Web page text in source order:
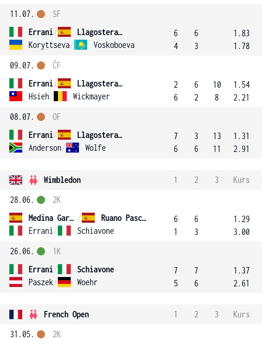
11.07.
Errani/
Llagostera Vives
Koryttseva/ Voskoboeva
SF
6
4
6
3
1.83
1.78
09.07.
Errani/
Llagostera Vives
Hsieh/ Wickmayer
ČF
2
6
6
2
10
8
1.54
2.21
08.07.
Errani/
Llagostera Vives
Anderson/ Wolfe
OF
7
6
3
6
13
11
1.31
2.91
Wimbledon 1 2 3
Kurs
28.06.
Medina Garrigues /
Ruano Pascual
Errani / Schiavone
2K
6
1
6
3
1.29
3.00
26.06.
Errani/
Schiavone
Paszek/ Woehr
1K
7
5
7
6
1.37
2.61
French Open 1 2 3
Kurs
31.05.
2K